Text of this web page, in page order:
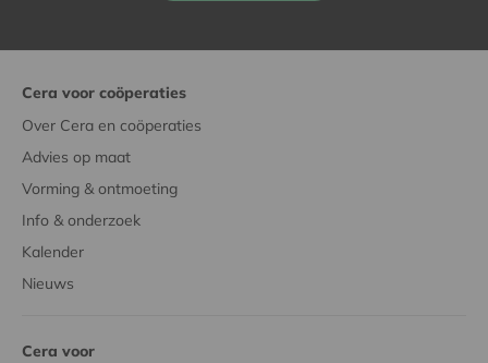
Cera voor coöperaties
Over Cera en coöperaties
Advies op maat
Vorming & ontmoeting
Info & onderzoek
Kalender
Nieuws
Cera voor